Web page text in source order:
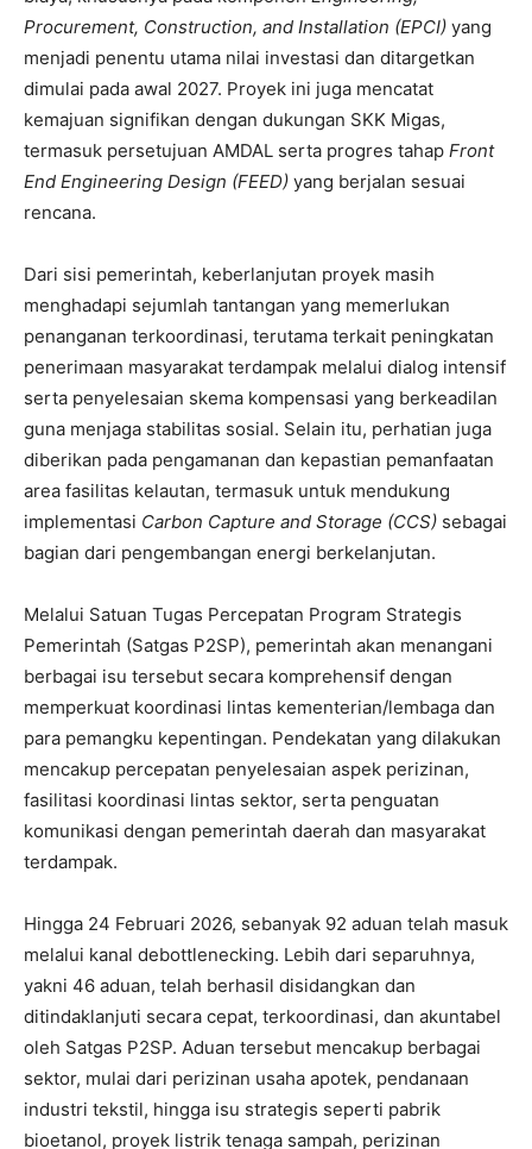
Procurement, Construction, and Installation (EPCI) yang
menjadi penentu utama nilai investasi dan ditargetkan
dimulai pada awal 2027. Proyek ini juga mencatat
kemajuan signifikan dengan dukungan SKK Migas,
termasuk persetujuan AMDAL serta progres tahap Front
End Engineering Design (FEED) yang berjalan sesuai
rencana.
Dari sisi pemerintah, keberlanjutan proyek masih
menghadapi sejumlah tantangan yang memerlukan
penanganan terkoordinasi, terutama terkait peningkatan
penerimaan masyarakat terdampak melalui dialog intensif
serta penyelesaian skema kompensasi yang berkeadilan
guna menjaga stabilitas sosial. Selain itu, perhatian juga
diberikan pada pengamanan dan kepastian pemanfaatan
area fasilitas kelautan, termasuk untuk mendukung
implementasi Carbon Capture and Storage (CCS) sebagai
bagian dari pengembangan energi berkelanjutan.
Melalui Satuan Tugas Percepatan Program Strategis
Pemerintah (Satgas P2SP), pemerintah akan menangani
berbagai isu tersebut secara komprehensif dengan
memperkuat koordinasi lintas kementerian/lembaga dan
para pemangku kepentingan. Pendekatan yang dilakukan
mencakup percepatan penyelesaian aspek perizinan,
fasilitasi koordinasi lintas sektor, serta penguatan
komunikasi dengan pemerintah daerah dan masyarakat
terdampak.
Hingga 24 Februari 2026, sebanyak 92 aduan telah masuk
melalui kanal debottlenecking. Lebih dari separuhnya,
yakni 46 aduan, telah berhasil disidangkan dan
ditindaklanjuti secara cepat, terkoordinasi, dan akuntabel
oleh Satgas P2SP. Aduan tersebut mencakup berbagai
sektor, mulai dari perizinan usaha apotek, pendanaan
industri tekstil, hingga isu strategis seperti pabrik
bioetanol, proyek listrik tenaga sampah, perizinan